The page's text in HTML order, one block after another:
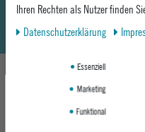
DAS KÖNNTE
Ihren Rechten als Nutzer finden
Daten­schutz­erklärung
Essenziell
Marketing
Funktional